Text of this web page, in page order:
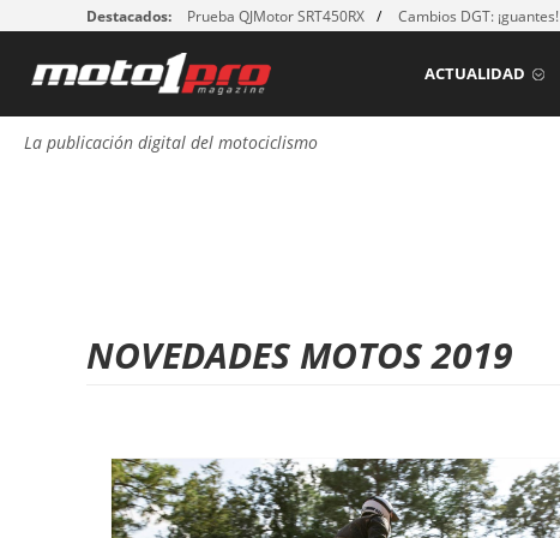
Destacados: Prueba QJMotor SRT450RX Cambios DGT: ¡guantes!
ACTUALIDAD
La publicación digital del motociclismo
NOVEDADES MOTOS 2019